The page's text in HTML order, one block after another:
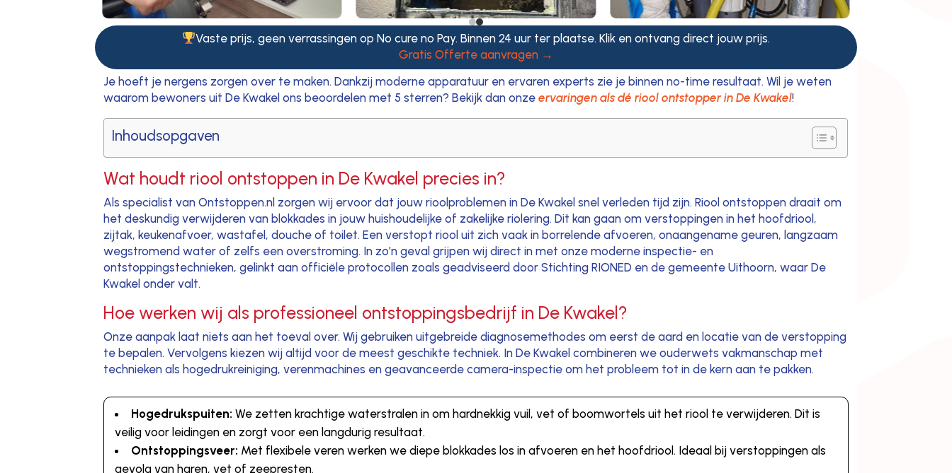
Vaste prijs, geen verrassingen op No cure no Pay. Binnen 24 uur ter plaatse. Klik en ontvang direct jouw prijs.
Gratis Offerte aanvragen →
Je hoeft je nergens zorgen over te maken. Dankzij moderne apparatuur en ervaren experts zie je binnen no-time resultaat. Wil je weten
waarom bewoners uit De Kwakel ons beoordelen met 5 sterren? Bekijk dan onzeervaringen als dé riool ontstopper in De Kwakel!
Inhoudsopgaven
Wat houdt riool ontstoppen in De Kwakel precies in?
Als specialist van Ontstoppen.nl zorgen wij ervoor dat jouw rioolproblemen in De Kwakel snel verleden tijd zijn. Riool ontstoppen draait om
het deskundig verwijderen van blokkades in jouw huishoudelijke of zakelijke riolering. Dit kan gaan om verstoppingen in het hoofdriool,
zijtak, keukenafvoer, wastafel, douche of toilet. Een verstopt riool uit zich vaak in borrelende afvoeren, onaangename geuren, langzaam
wegstromend water of zelfs een overstroming. In zo’n geval grijpen wij direct in met onze moderne inspectie- en
ontstoppingstechnieken, gelinkt aan officiële protocollen zoals geadviseerd door Stichting RIONED en de gemeente Uithoorn, waar De
Kwakel onder valt.
Hoe werken wij als professioneel ontstoppingsbedrijf in De Kwakel?
Onze aanpak laat niets aan het toeval over. Wij gebruiken uitgebreide diagnosemethodes om eerst de aard en locatie van de verstopping
te bepalen. Vervolgens kiezen wij altijd voor de meest geschikte techniek. In De Kwakel combineren we ouderwets vakmanschap met
technieken als hogedrukreiniging, verenmachines en geavanceerde camera-inspectie om het probleem tot in de kern aan te pakken.
Hogedrukspuiten:We zetten krachtige waterstralen in om hardnekkig vuil, vet of boomwortels uit het riool te verwijderen. Dit is
veilig voor leidingen en zorgt voor een langdurig resultaat.
Ontstoppingsveer: Met flexibele veren werken we diepe blokkades los in afvoeren en het hoofdriool. Ideaal bij verstoppingen als
gevolg van haren, vet of zeepresten.